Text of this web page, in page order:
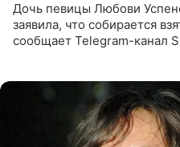
Дочь певицы Любови
заявила, что собирается
сообщает Telegram-канал